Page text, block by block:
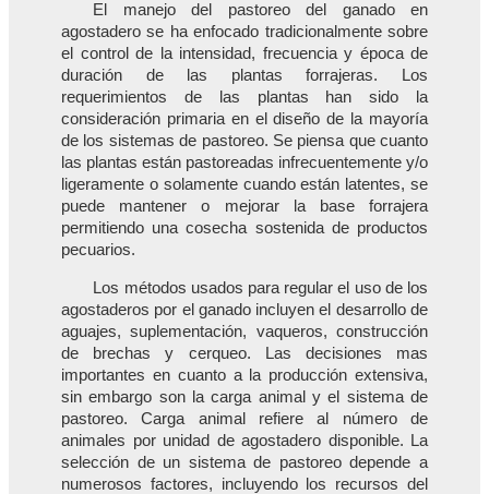
El manejo del pastoreo del ganado en
agostadero se ha enfocado tradicionalmente sobre
el control de la intensidad, frecuencia y época de
duración de las plantas forrajeras. Los
requerimientos de las plantas han sido la
consideración primaria en el diseño de la mayoría
de los sistemas de pastoreo. Se piensa que cuanto
las plantas están pastoreadas infrecuentemente y/o
ligeramente o solamente cuando están latentes, se
puede mantener o mejorar la base forrajera
permitiendo una cosecha sostenida de productos
pecuarios.
Los métodos usados para regular el uso de los
agostaderos por el ganado incluyen el desarrollo de
aguajes, suplementación, vaqueros, construcción
de brechas y cerqueo. Las decisiones mas
importantes en cuanto a la producción extensiva,
sin embargo son la carga animal y el sistema de
pastoreo. Carga animal refiere al número de
animales por unidad de agostadero disponible. La
selección de un sistema de pastoreo depende a
numerosos factores, incluyendo los recursos del